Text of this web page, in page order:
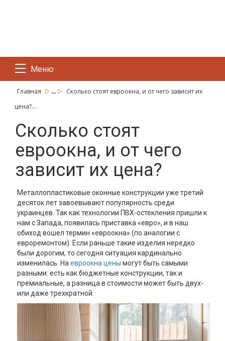
Меню
Главная ...
Сколько стоят евроокна, и от чего зависит их
цена?...
Сколько стоят
евроокна, и от чего
зависит их цена?
Металлопластиковые оконные конструкции уже третий
десяток лет завоевывают популярность среди
украинцев. Так как технологии ПВХ-остекления пришли к
нам с Запада, появилась приставка «евро», и в наш
обиход вошел термин «евроокна» (по аналогии с
евроремонтом). Если раньше такие изделия нередко
были дорогим, то сегодня ситуация кардинально
изменилась. На евроокна цены могут быть самыми
разными: есть как бюджетные конструкции, так и
премиальные, а разница в стоимости может быть двух-
или даже трехкратной.